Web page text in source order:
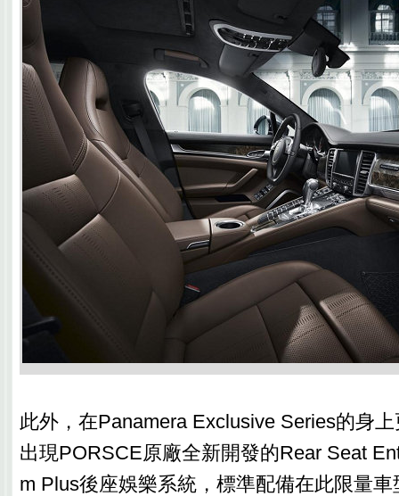
此外，在Panamera Exclusive Series的身
出現PORSCE原廠全新開發的Rear Seat
m Plus後座娛樂系統，標準配備在此限量